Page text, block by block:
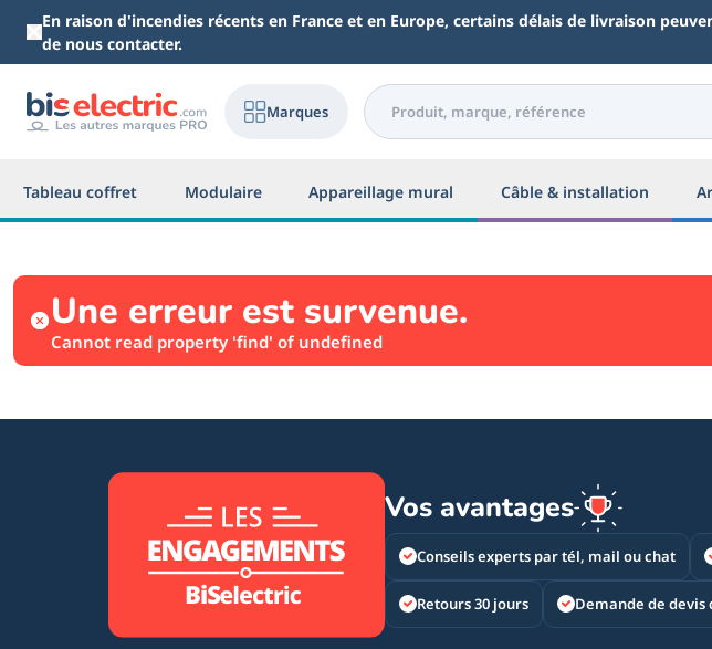
Aller au contenu principal
En raison d'incendies récents en France et en Europe, certains délais de livraison
de nous contacter.
Marques
Tableau coffret Modulaire Appareillage mural Câble & installation
Une erreur est survenue.
Cannot read property 'find' of undefined
Vos avantages
Conseils experts par tél, mail ou chat
Retours 30 jours Demande de devis